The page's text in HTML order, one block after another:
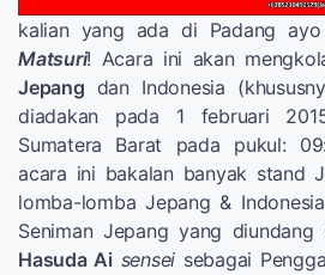
kalian yang ada di Padang
Matsuri! Acara ini akan
Jepang dan Indonesia
diadakan pada 1 februari
Sumatera Barat pada pukul:
acara ini bakalan banyak stand
lomba-lomba Jepang &
Seniman Jepang yang
Hasuda Ai sensei sebagai